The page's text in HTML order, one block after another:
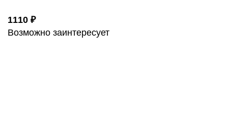
1110 ₽
Возможно заинтересует